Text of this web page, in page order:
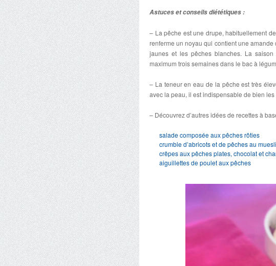
Astuces et conseils diététiques :
– La pêche est une drupe, habituellement
renferme un noyau qui contient une
jaunes et les pêches blanches. La
maximum trois semaines dans le bac à
– La teneur en eau de la pêche est très
avec la peau, il est indispensable de bien
– Découvrez d’autres idées de recettes à
salade composée aux pêches rôties
crumble d’abricots et de pêches au muesli
crêpes aux pêches plates, chocolat et
aiguillettes de poulet aux pêches